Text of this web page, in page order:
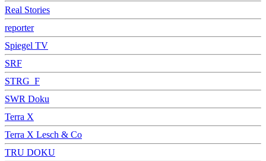
Real Stories
reporter
Spiegel TV
SRF
STRG_F
SWR Doku
Terra X
Terra X Lesch & Co
TRU DOKU